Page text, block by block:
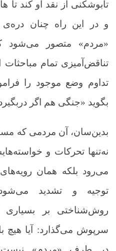
تابوشکنی از نقد او کند
و در این راه چنان
«مردم» متصور می‌شود
تناقض‌آمیزی تمام مباحثات
تداوم وضع موجود را
بگوید «جنگی هم اگر
بدین‌سان، آن مردمی که
نه‌تنها تحرکات و
می‌رود بلکه همان
توجیه و تشدید
روش‌شناختی بر بسیاری
سرپوش می‌گذارد: آیا هیچ